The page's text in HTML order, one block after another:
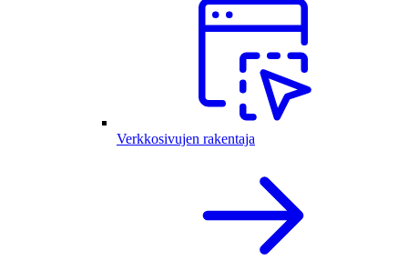
Verkkosivujen rakentaja